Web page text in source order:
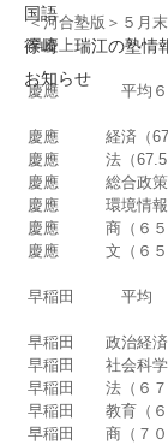
国語
篠崎 瑞江の塾情
お知らせ
＜河合塾版＞５月
早慶上
慶應　　　　平均
慶應　　　経済（
慶應　　　法（67.5
慶應　　　総合政策
慶應　　　環境情報
慶應　　　商（６５
慶應　　　文（６５
早稲田　　　平均
早稲田　　政治経済
早稲田　　社会科学
早稲田　　法（６７
早稲田　　教育（
早稲田　　商（７０